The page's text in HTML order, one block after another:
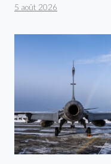
5 août 2026